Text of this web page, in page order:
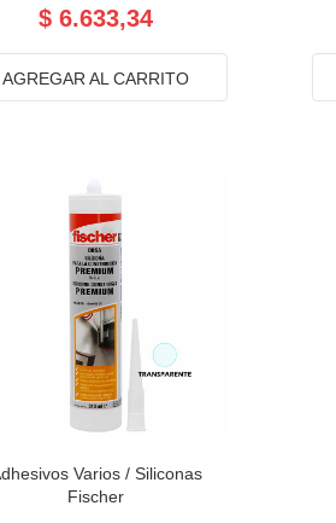
$ 6.633,34
AGREGAR AL CARRITO
Varios/ Siliconas
Fischer